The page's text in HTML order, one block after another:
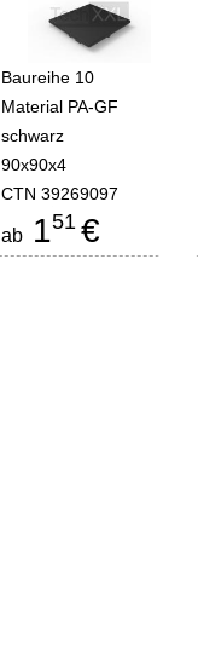
Baureihe 10
Material PA-GF
schwarz
90x90x4
CTN 39269097
ab 151 €